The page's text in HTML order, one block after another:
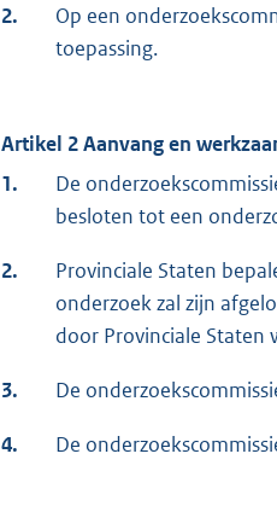
2.
Op een
toepassing.
Artikel 2 Aanvang en
1.
De
besloten tot een
2.
Provinciale Staten
onderzoek zal zijn
door Provinciale Staten
3. De
4. De